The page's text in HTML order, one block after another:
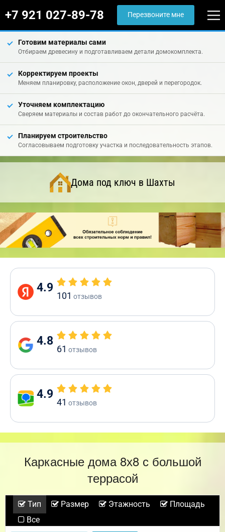
+7 921 027-89-78 Перезвоните мне
Готовим материалы сами
Отбираем древесину и подготавливаем детали домокомплекта.
Корректируем проекты
Меняем планировку, расположение окон, дверей и перегородок.
Уточняем комплектацию
Сверяем материалы и состав работ до окончательного расчёта.
Планируем строительство
Согласовываем подготовку участка и последовательность этапов.
Дома под ключ в Шахты
4.9
101 отзывов
4.8
61 отзывов
4.9
41 отзывов
Каркасные дома 8х8 с большой
террасой
Тип Размер Этажность
Площадь
Все